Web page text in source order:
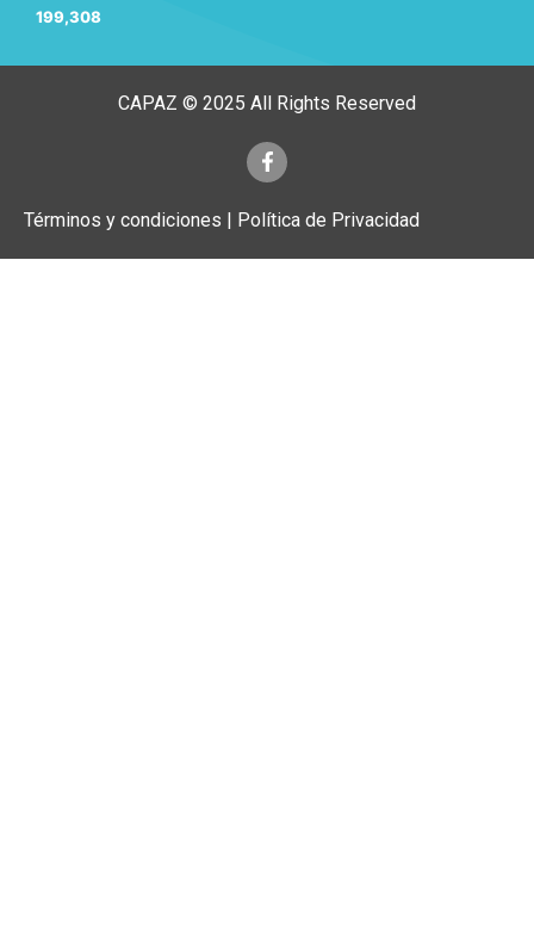
199,308
CAPAZ © 2025 All Rights Reserved
Términos y condiciones | Política de Privacidad